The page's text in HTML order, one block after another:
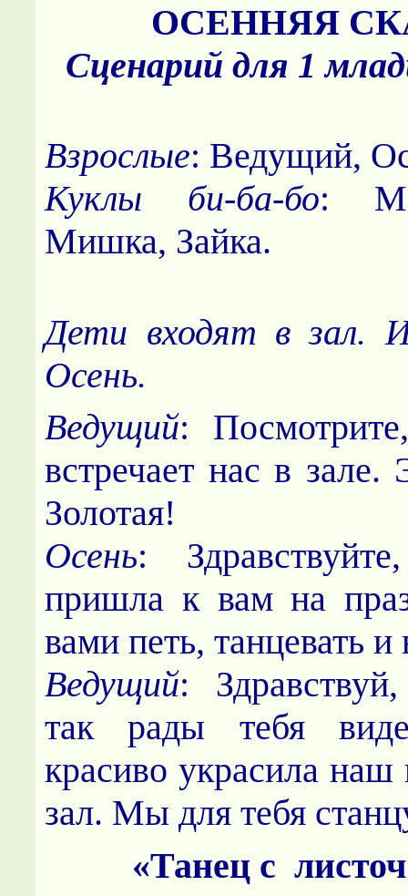
ОСЕННЯЯ
Сценарий для 1
Взрослые: Ведущий,
Куклы би-ба-бо:
Мишка, Зайка.
Дети входят в зал.
Осень.
Ведущий:
встречает нас в
Золотая!
Осень:
пришла к вам на
вами петь, танцевать и
Ведущий:
так рады тебя
красиво украсила
зал. Мы для тебя
«Танец с